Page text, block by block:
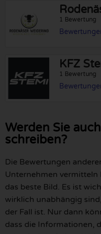
1 Bewertung
KFZ
1 Bewertung
Werden Sie
schreiben?
Die Bewertungen
Unternehmen vermitteln
das beste Bild. Es ist
wirklich unabhängig
der Fall ist. Nur dann
dass die Informationen,